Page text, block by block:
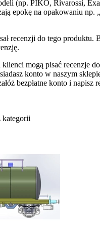
(np. PIKO, Rivarossi,
epokę na opakowaniu np.
recenzji do tego produktu.
mogą pisać recenzje do
konto w naszym
bezpłatne konto i napisz
kategorii